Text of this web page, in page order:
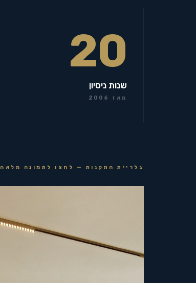
20
שנות ניסיון
מאז 2006
גלריית התקנות — לחצו לתמונה מלאה